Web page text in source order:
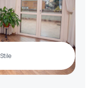
Stile